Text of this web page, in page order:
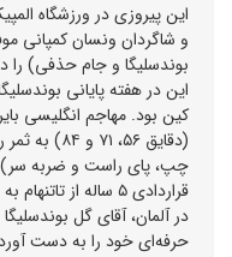
این پیروزی در ورزشگاه
و شاگردان ونسان کمپانی
بوندسلیگا و جام حذفی)
این در هفته پایانی
کین بود. مهاجم انگلیسی
(دقایق ۵۶،
قراردادی ۵ ساله
حرفه‌ای خود را به دست